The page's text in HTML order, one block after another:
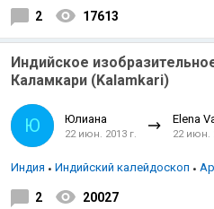
2 17613
Индийское
Каламкари (Kalamkari)
Ю Юлиана
22 июн. 2013 г.
Elena
22 июн.
Индия Индийский калейдоскоп
2 20027